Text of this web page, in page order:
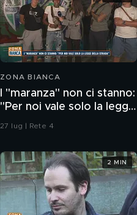
ZONA BIANCA
I "maranza" non ci stanno:
"Per noi vale solo la legge
della strada"
27 lug | Rete 4
2 MIN